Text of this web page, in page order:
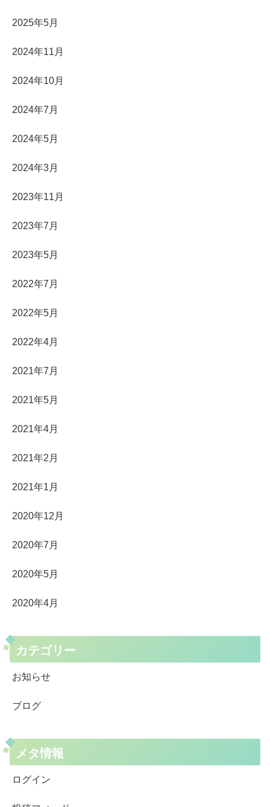
2025年5月
2024年11月
2024年10月
2024年7月
2024年5月
2024年3月
2023年11月
2023年7月
2023年5月
2022年7月
2022年5月
2022年4月
2021年7月
2021年5月
2021年4月
2021年2月
2021年1月
2020年12月
2020年7月
2020年5月
2020年4月
カテゴリー
お知らせ
ブログ
メタ情報
ログイン